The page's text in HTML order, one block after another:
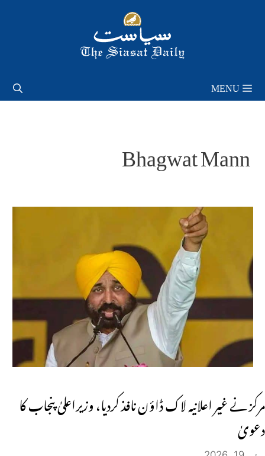
MENU
Bhagwat Mann
مرکز نے غیر اعلانیہ لاک ڈاؤن نافذ کردیا، وزیراعلیٰ پنجاب کا
دعویٰ